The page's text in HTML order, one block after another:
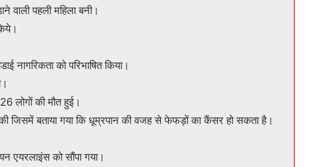
वाली पहली महिला बनी।
नागरिकता को परिभाषित किया।
लोगों की मौत हुई।
जिसमें बताया गया कि धूम्रपान की वजह से फेफड़ों का कैंसर हो सकता है।
एयरलाइंस को सौंपा गया।